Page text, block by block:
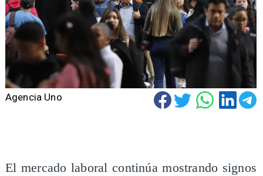
Agencia Uno
El mercado laboral continúa mostrando signos